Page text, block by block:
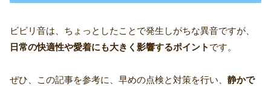
ビビリ音は、ちょっとしたことで発生しがちな異音ですが、
日常の快適性や愛着にも大きく影響するポイント です。
ぜひ、この記事を参考に、早めの点検と対策を行い、 静かで